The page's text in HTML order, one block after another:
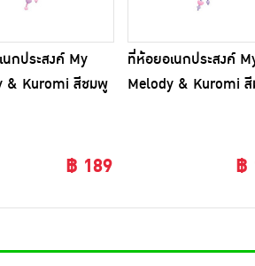
กประสงค์ My
& Kuromi สีชมพู
฿ 189
ที่ห้อยอเนกประสงค์
Melody & Kuromi สี
฿